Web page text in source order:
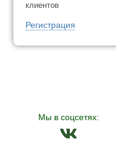
клиентов
Регистрация
Мы в соцсетях: